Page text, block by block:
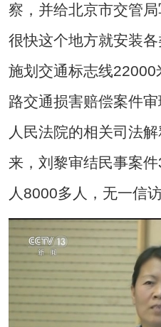
察，并给北京市交管
很快这个地方就安装
施划交通标志线
路交通损害赔偿案件
人民法院的相关司法
来，刘黎审结民事案
人8000多人，无一信访